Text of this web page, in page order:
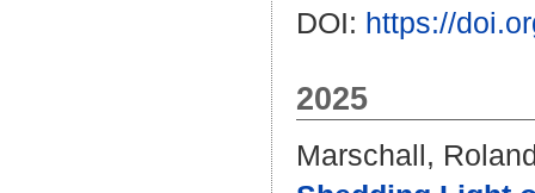
DOI: https://
2025
Marschall,